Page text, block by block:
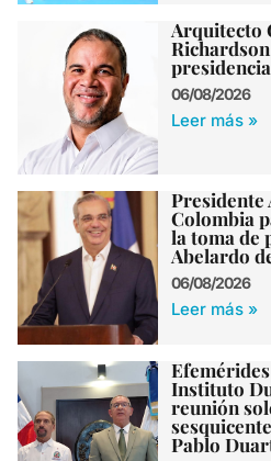
Arquitecto
06/08/2026
Leer más »
Presidente
Colombia
la toma de
Abelardo
06/08/2026
Leer más »
Instituto
reunión
Pablo